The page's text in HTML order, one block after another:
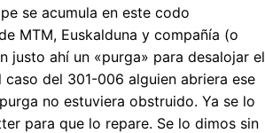
se acumula en este codo
MTM, Euskalduna y compañía (o
justo ahí un «purga» para desalojar el
del 301-006 alguien abriera ese
no estuviera obstruido. Ya se lo
para que lo repare. Se lo dimos sin